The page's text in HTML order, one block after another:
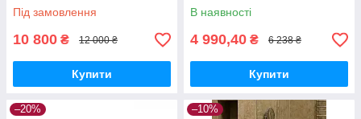
Під замовлення
10 800 ₴ 12 000 ₴
Купити
В наявності
4 990,40 ₴ 6 238 ₴
Купити
–20% –10%